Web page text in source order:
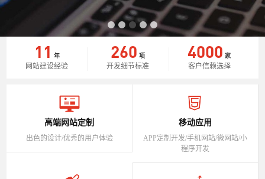
11 年
网站建设经验
260 项
开发细节标准
4000 家
客户信赖选择
高端网站定制
出色的设计/优秀的用户体验
移动应用
APP定制开发/手机网站/微网站/小
程序开发